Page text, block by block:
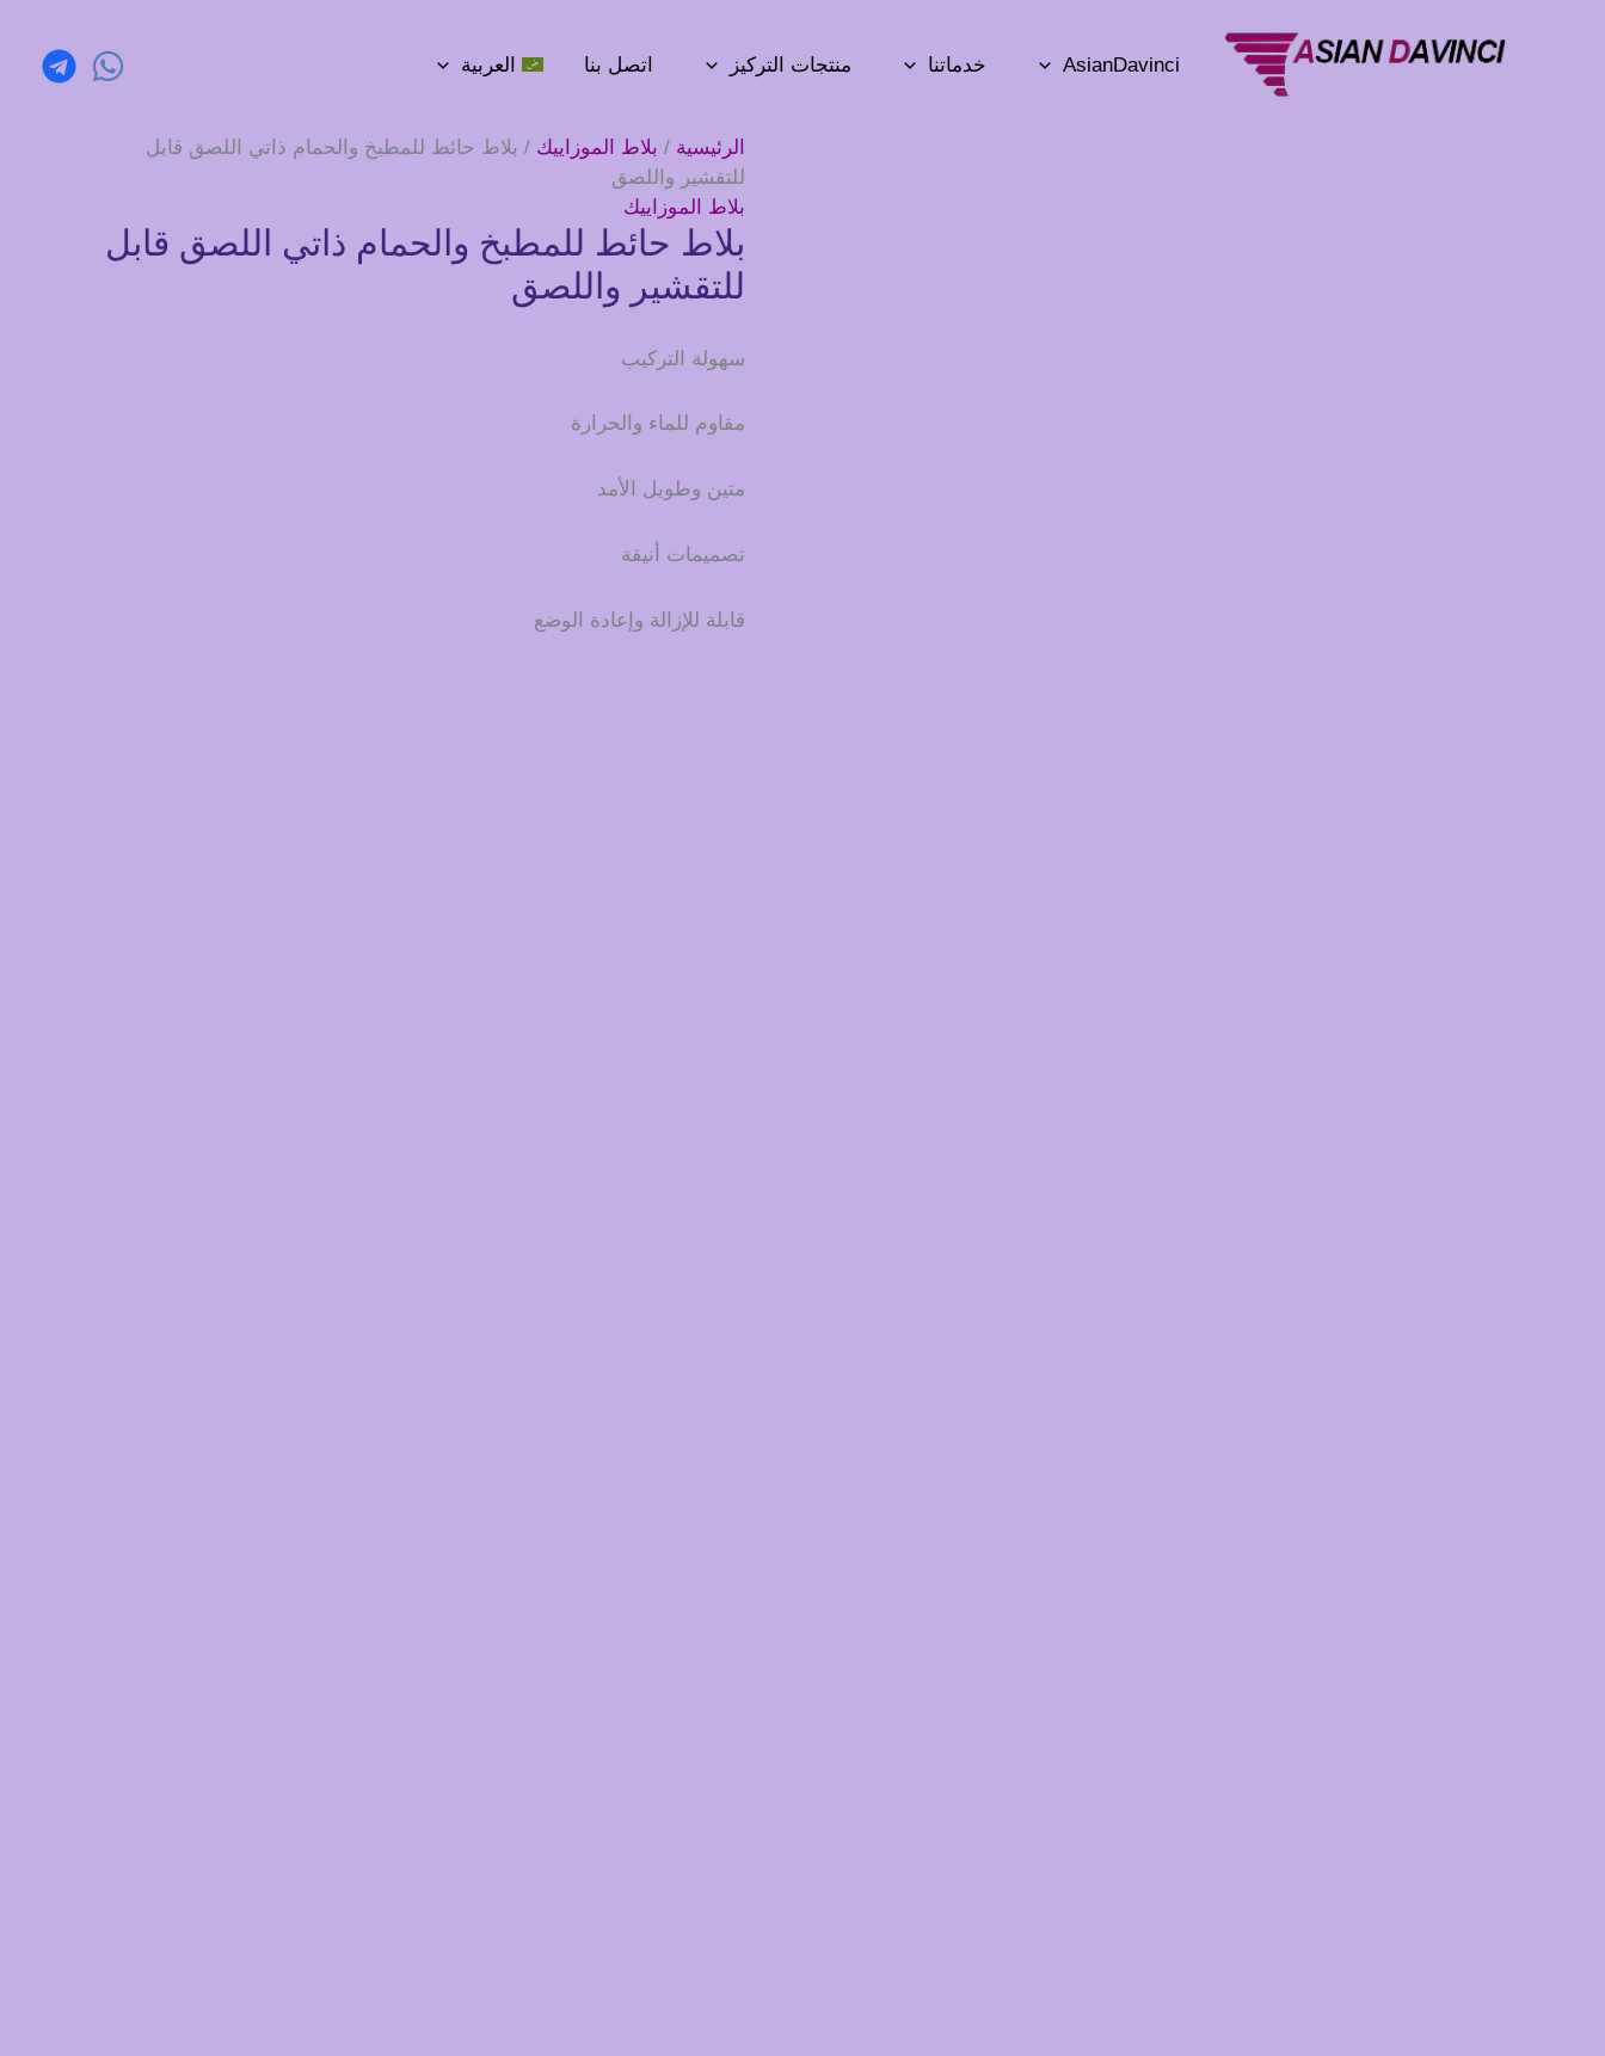
AsianDavinci خدماتنا منتجات التركيز اتصل بنا العربية
الرئيسية / بلاط الموزاييك / بلاط حائط للمطبخ والحمام ذاتي اللصق قابل
للتقشير واللصق
بلاط الموزاييك
بلاط حائط للمطبخ والحمام ذاتي اللصق قابل
للتقشير واللصق
سهولة التركيب
مقاوم للماء والحرارة
متين وطويل الأمد
تصميمات أنيقة
قابلة للإزالة وإعادة الوضع